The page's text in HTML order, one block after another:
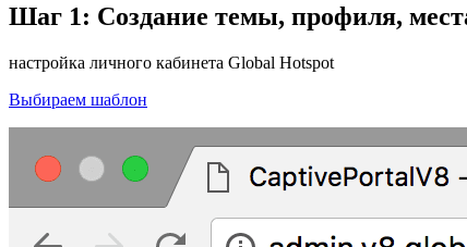
Шаг 1: Создание темы, профиля,
настройка личного кабинета Global Hotspot
Выбираем шаблон